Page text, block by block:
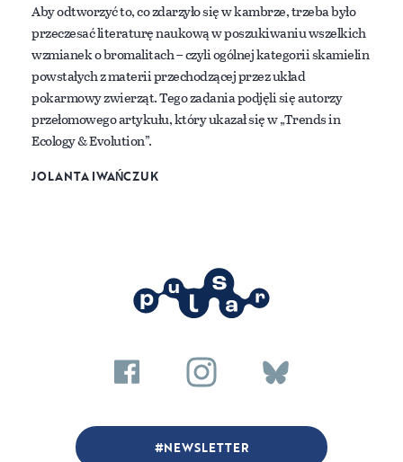
Aby odtworzyć to, co zdarzyło się w kambrze, trzeba było
przeczesać literaturę naukową w poszukiwaniu wszelkich
wzmianek o bromalitach – czyli ogólnej kategorii skamielin
powstałych z materii przechodzącej przez układ
pokarmowy zwierząt. Tego zadania podjęli się autorzy
przełomowego artykułu, który ukazał się w „Trends in
Ecology & Evolution”.
JOLANTA IWAŃCZUK
NEWSLETTER